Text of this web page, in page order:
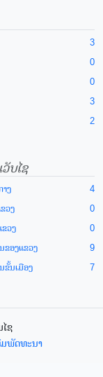
3
0
0
3
2
ບໄຊ
ງ
4
ວງ
0
ວງ
0
ຂອງແຂວງ
9
ຂັ້ນເມືອງ
7
ຊ
ພັດທະນາ